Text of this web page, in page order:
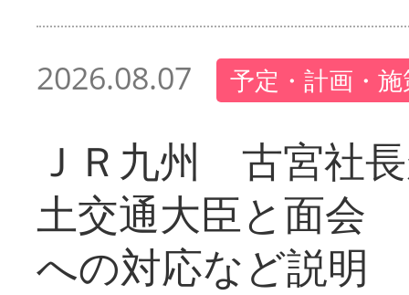
2026.08.07 予定・計画・
ＪＲ九州 古宮社
土交通大臣と面会
への対応など説明